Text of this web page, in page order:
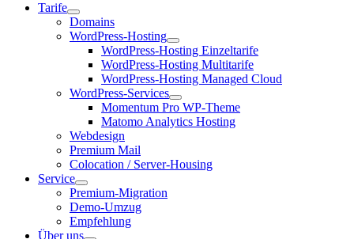
Tarife
Domains
WordPress-Hosting
WordPress-Hosting Einzeltarife
WordPress-Hosting Multitarife
WordPress-Hosting Managed Cloud
WordPress-Services
Momentum Pro WP-Theme
Matomo Analytics Hosting
Webdesign
Premium Mail
Colocation / Server-Housing
Service
Premium-Migration
Demo-Umzug
Empfehlung
Über uns